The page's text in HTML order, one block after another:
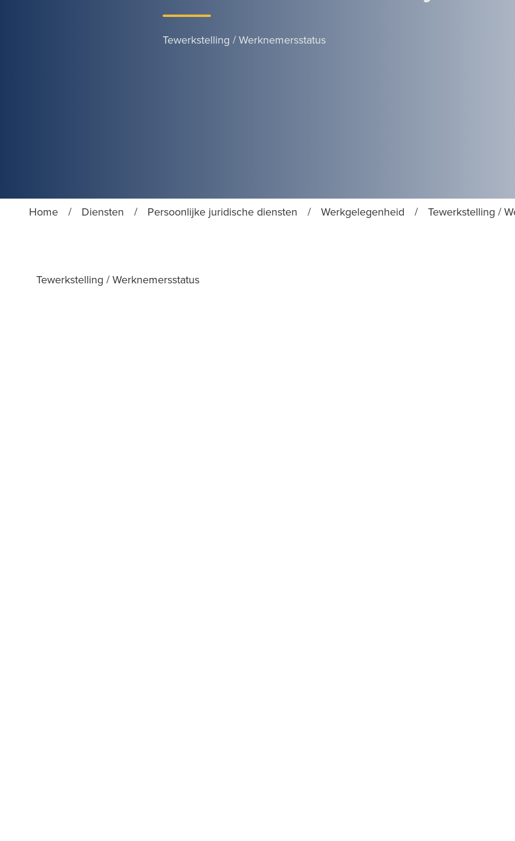
Tewerkstelling / Werknemersstatus
Home / Diensten / Persoonlijke juridische diensten / Werkgelegenheid / Tewerkstelling /
Tewerkstelling / Werknemersstatus